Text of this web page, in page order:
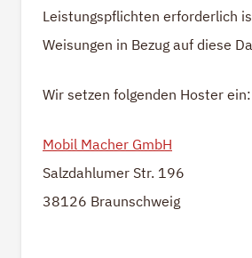
Leistungspflichten erforderlich
Weisungen in Bezug auf diese
Wir setzen folgenden Hoster ein:
Mobil Macher GmbH
Salzdahlumer Str. 196
38126 Braunschweig